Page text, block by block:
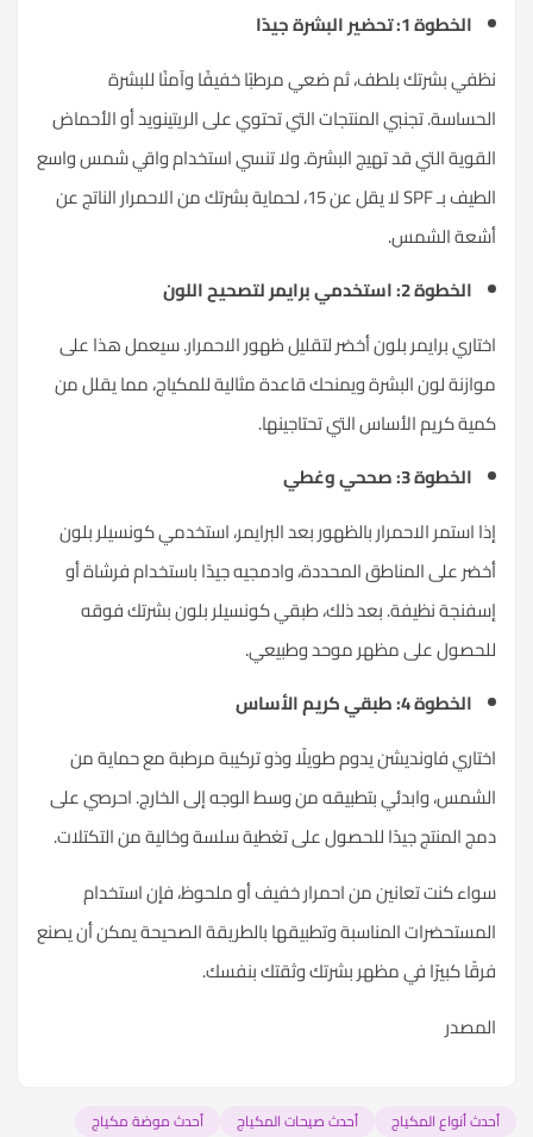
الخطوة 1: تحضير البشرة جيدًا
نظفي بشرتك بلطف، ثم ضعي مرطبًا خفيفًا وآمنًا للبشرة
الحساسة. تجنبي المنتجات التي تحتوي على الريتينويد أو الأحماض
القوية التي قد تهيج البشرة. ولا تنسي استخدام واقي شمس واسع
الطيف بـ SPF لا يقل عن 15، لحماية بشرتك من الاحمرار الناتج عن
أشعة الشمس.
الخطوة 2: استخدمي برايمر لتصحيح اللون
اختاري برايمر بلون أخضر لتقليل ظهور الاحمرار. سيعمل هذا على
موازنة لون البشرة ويمنحك قاعدة مثالية للمكياج، مما يقلل من
كمية كريم الأساس التي تحتاجينها.
الخطوة 3: صححي وغطي
إذا استمر الاحمرار بالظهور بعد البرايمر، استخدمي كونسيلر بلون
أخضر على المناطق المحددة، وادمجيه جيدًا باستخدام فرشاة أو
إسفنجة نظيفة. بعد ذلك، طبقي كونسيلر بلون بشرتك فوقه
للحصول على مظهر موحد وطبيعي.
الخطوة 4: طبقي كريم الأساس
اختاري فاونديشن يدوم طويلًا وذو تركيبة مرطبة مع حماية من
الشمس، وابدئي بتطبيقه من وسط الوجه إلى الخارج. احرصي على
دمج المنتج جيدًا للحصول على تغطية سلسة وخالية من التكتلات.
سواء كنت تعانين من احمرار خفيف أو ملحوظ، فإن استخدام
المستحضرات المناسبة وتطبيقها بالطريقة الصحيحة يمكن أن يصنع
فرقًا كبيرًا في مظهر بشرتك وثقتك بنفسك.
المصدر
أحدث أنواع المكياج أحدث صيحات المكياج
أحدث موضة مكياج